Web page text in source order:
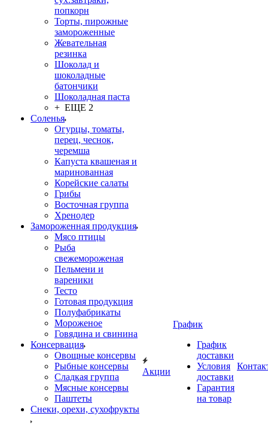
попкорн
Торты, пирожные
замороженные
Жевательная
резинка
Шоколад и
шоколадные
батончики
Шоколадная паста
+ ЕЩЕ 2
Соленья
Огурцы, томаты,
перец, чеснок,
черемша
Капуста квашеная и
маринованная
Корейские салаты
Грибы
Восточная группа
Хренодер
Замороженная продукция
Мясо птицы
Рыба
свежемороженая
Пельмени и
вареники
Тесто
Готовая продукция
Полуфабрикаты
Мороженое
Говядина и свинина
Консервация
Овощные консервы
Рыбные консервы
Сладкая группа
Мясные консервы
Паштеты
Снеки, орехи, сухофрукты
Акции
График
График
доставки
Условия
доставки
Гарантия
на товар